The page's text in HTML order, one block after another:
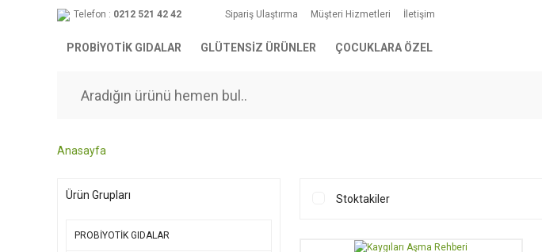
Telefon : 0212 521 42 42 Sipariş Ulaştırma Müşteri Hizmetleri İletişim
PROBİYOTİK GIDALAR GLÜTENSİZ ÜRÜNLER ÇOCUKLARA ÖZEL
Anasayfa
Ürün Grupları
PROBİYOTİK GIDALAR
Stoktakiler